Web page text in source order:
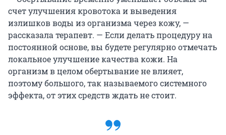
счет улучшения кровотока и выведения
излишков воды из организма через кожу, —
рассказала терапевт. — Если делать процедуру на
постоянной основе, вы будете регулярно отмечать
локальное улучшение качества кожи. На
организм в целом обертывание не влияет,
поэтому большого, так называемого системного
эффекта, от этих средств ждать не стоит.